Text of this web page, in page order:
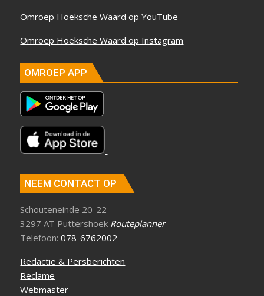
Omroep Hoeksche Waard op YouTube
Omroep Hoeksche Waard op Instagram
OMROEP APP
NEEM CONTACT OP
Schouteneinde 20-22
3297 AT Puttershoek Routeplanner
Telefoon:078-6762002
Redactie & Persberichten
Reclame
Webmaster